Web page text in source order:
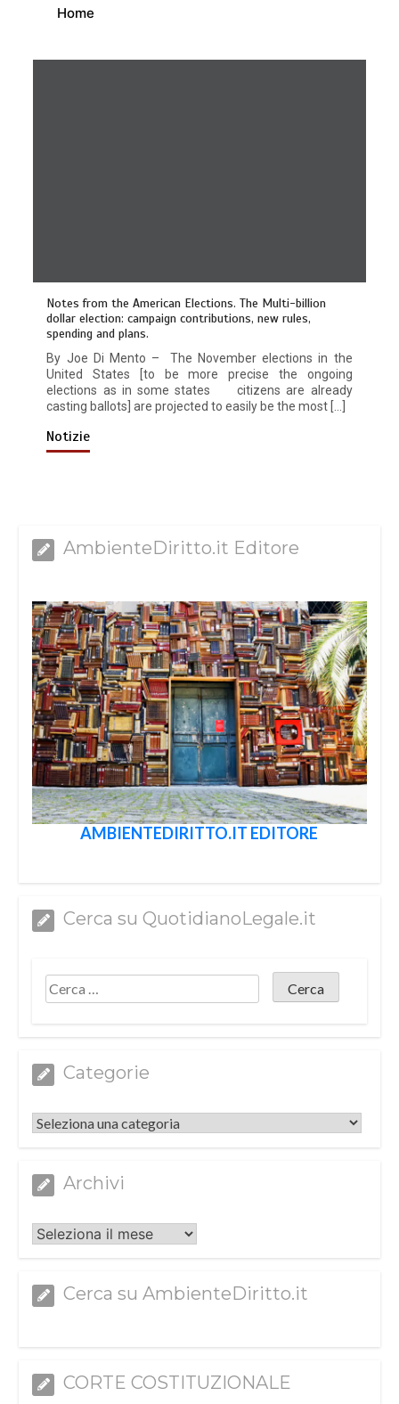
Home
Notes from the American Elections. The Multi-billion
dollar election: campaign contributions, new rules,
spending and plans.
By Joe Di Mento – The November elections in the
United States [to be more precise the ongoing
elections as in some states citizens are already
casting ballots] are projected to easily be the most […]
Notizie
AmbienteDiritto.it Editore
AMBIENTEDIRITTO.IT EDITORE
Cerca su QuotidianoLegale.it
Categorie
Categorie
Archivi
Archivi
Cerca su AmbienteDiritto.it
CORTE COSTITUZIONALE